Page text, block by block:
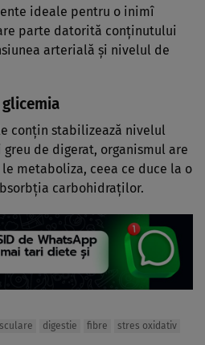
ideale pentru o inimî
parte datorită conținutului
arterială și nivelul de
conțin stabilizează nivelul
de digerat, organismul are
metaboliza, ceea ce duce la o
carbohidraților.
digestie fibre
stres oxidativ